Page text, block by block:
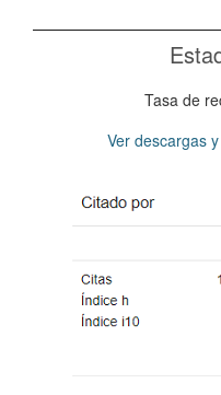
Tasa de
Ver descargas